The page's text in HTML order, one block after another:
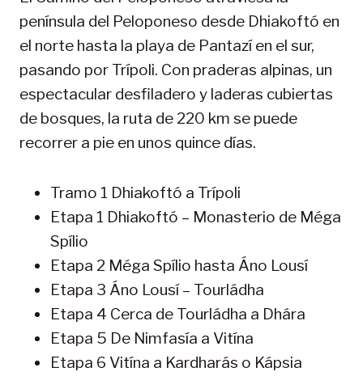
península del Peloponeso desde Dhiakoftó en
el norte hasta la playa de Pantazí en el sur,
pasando por Trípoli. Con praderas alpinas, un
espectacular desfiladero y laderas cubiertas
de bosques, la ruta de 220 km se puede
recorrer a pie en unos quince días.
Tramo 1 Dhiakoftó a Trípoli
Etapa 1 Dhiakoftó – Monasterio de Méga
Spílio
Etapa 2 Méga Spílio hasta Áno Lousí
Etapa 3 Áno Lousí – Tourládha
Etapa 4 Cerca de Tourládha a Dhára
Etapa 5 De Nimfasía a Vitína
Etapa 6 Vitína a Kardharás o Kápsia